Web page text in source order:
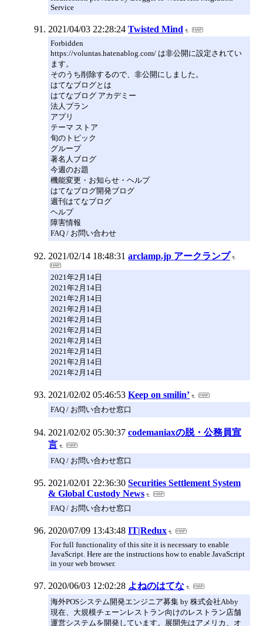
Service
2021/04/03 22:28:24 Twisted Mind
Forbidden
https://voluntas.hatenablog.com/ は非公開に設定されてい
ます。
そのうち削除するので、非公開にしました。
はてなブログとは
はてなブログ アカデミー
法人プラン
アプリ
テーマ ストア
旬のトピック
グループ
著名人ブログ
今週のお題
機能変更・お知らせ・ヘルプ
はてなブログ開発ブログ
週刊はてなブログ
ヘルプ
障害情報
FAQ / お問い合わせ
2021/02/14 18:48:31 arclamp.jp アークランプ
2021年2月14日
2021年2月14日
2021年2月14日
2021年2月14日
2021年2月14日
2021年2月14日
2021年2月14日
2021年2月14日
2021年2月14日
2021年2月14日
2021/02/02 05:46:53 Keep on smilin’
FAQ / お問い合わせ窓口
2021/02/02 05:30:37 codemaniaxの脱・公務員宣
言
FAQ / お問い合わせ窓口
2021/02/01 22:36:30 Securities Settlement System
& Global Custody News
FAQ / お問い合わせ窓口
2020/07/09 13:43:48 IT|Redux
For full functionality of this site it is necessary to enable
JavaScript. Here are the instructions how to enable JavaScript
in your web browser.
2020/06/03 12:02:28 よねのはてな
海外POSシステム開発エンジニア募集 by 株式会社Abby
現在、大規模チェーンレストラン向けのレストラン店舗
運営システムを開発しています。展開先はアメリカ、オ